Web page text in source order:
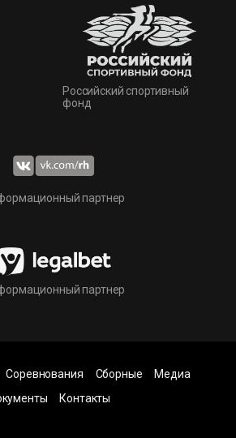
Российский спортивный
фонд
партнер
партнер
Соревнования Сборные
Медиа
Контакты